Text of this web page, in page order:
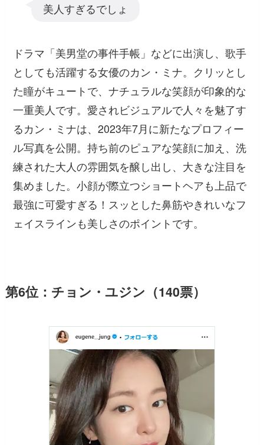
美人すぎるでしょ
ドラマ「美男堂の事件手帳」などに出演し、歌手
としても活躍する女優のカン・ミナ。クリッとし
た瞳がキュートで、ナチュラルな笑顔が印象的な
一重美人です。愛されビジュアルで人々を魅了す
るカン・ミナは、2023年7月に新たなプロフィー
ル写真を公開。持ち前のピュアな笑顔に加え、洗
練された大人の雰囲気を醸し出し、大きな注目を
集めました。小顔が際立つショートヘアも上品で
最強に可愛すぎる！スッとした鼻筋やきれいなフ
ェイスラインも美しさのポイントです。
第6位：チョン・ユジン（140票）